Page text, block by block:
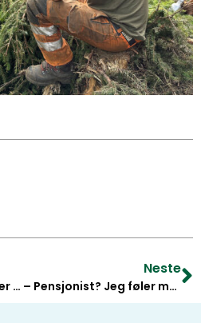
AT Skogs medlemsmøter – turnéplan
Neste
– Pensjonist? Jeg føler meg ikke som det